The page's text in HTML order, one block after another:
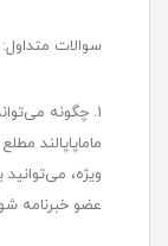
سوالات متداول:
1. چگونه
ماماپاپالند
ویژه،
عضو خبرنامه